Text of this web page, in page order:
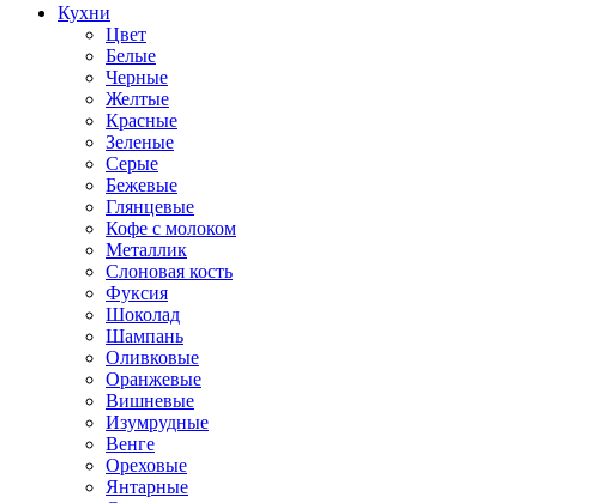
Кухни
Цвет
Белые
Черные
Желтые
Красные
Зеленые
Серые
Бежевые
Глянцевые
Кофе с молоком
Металлик
Слоновая кость
Фуксия
Шоколад
Шампань
Оливковые
Оранжевые
Вишневые
Изумрудные
Венге
Ореховые
Янтарные